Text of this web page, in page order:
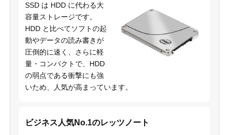
SSD は HDD に代わる大
容量ストレージです。
HDD と比べてソフトの起
動やデータの読み書きが
圧倒的に速く、さらに軽
量・コンパクトで、HDD
の弱点である衝撃にも強
いため、人気が高まっています。
ビジネス人気No.1のレッツノート